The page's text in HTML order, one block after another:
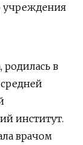
учреждения
родилась в
институт.
врачом